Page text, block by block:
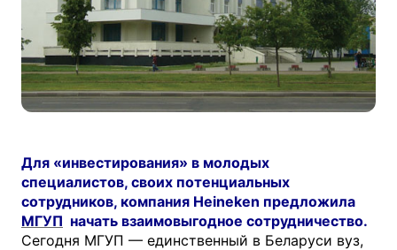
Для «инвестирования» в молодых
специалистов, своих потенциальных
сотрудников, компания Heineken предложила
МГУП начать взаимовыгодное сотрудничество.
Сегодня МГУП — единственный в Беларуси вуз,